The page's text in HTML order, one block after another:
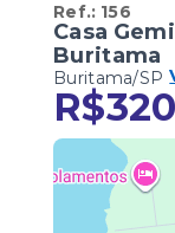
Ref.: 156
Casa
Buritama
Buritama/SP